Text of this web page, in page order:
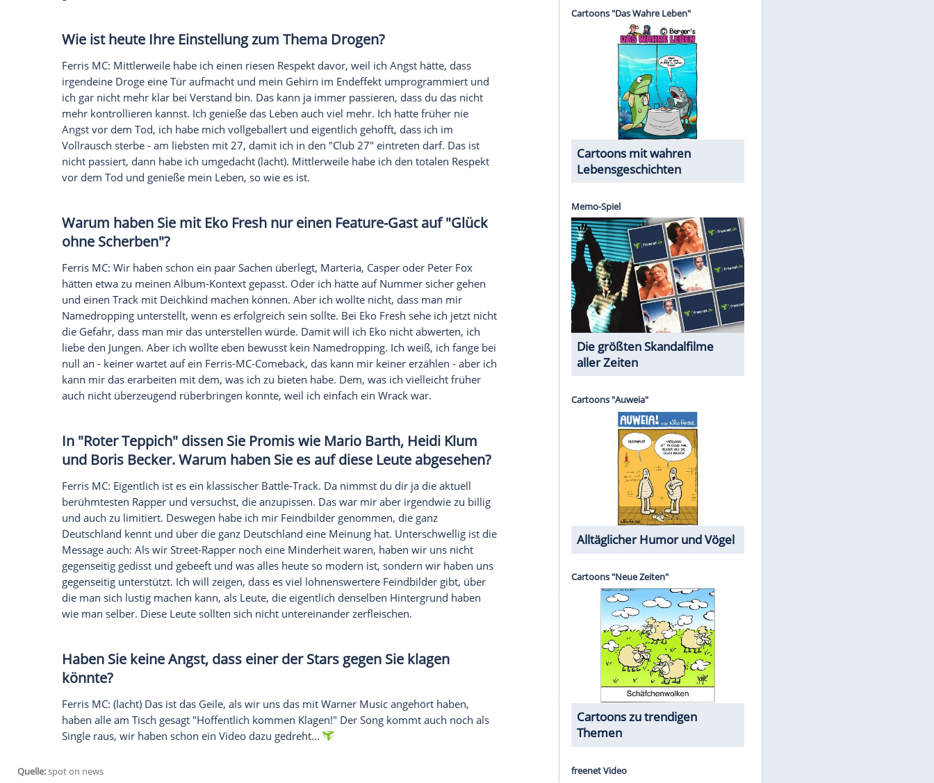
Wir benötigen Ihre Zustimmung, um den von unserer Redaktion eingebundenen Inhalt von Glomex GmbH
jetzt aktivieren
Ich bin damit einverstanden, dass mir externe Inhalte angezeigt werden. Damit können personenbezogene
Daten an Drittplattformen übermittelt werden.Mehr dazu in unseren Datenschutzhinweisen.
Was hat Sie denn dazu gebracht, mit denDrogenaufzuhören?
Ferris MC: Die harten
haben meine Psyche und meinen Körper gefickt, somit war
war es so, dass ich sehr viel konsumiert
habe, um keine Verantwortung für meinLebenübernehmen zu müssen. Du kannst aber
die Sachen, die dir auf der Seele lasten, nicht ewig mit
"wegkiffen", irgendwann brechen die aus dir raus. Das ist bei mir passiert und somit war
ich gezwungen, mit demKiffenaufzuhören. Das war der härtere Entzug, es hat sechs
Monate gedauert, bis ich überhaupt wieder klarkam. Bei mir besteht auch keine Gefahr für
einen Rückfall, weil ich in dieser Zeit alles verarbeitet habe, was mir auf der Seele lag, mein
ganzes verkorkstes Leben.
Wie ist heute Ihre Einstellung zum Thema Drogen?
hätte, dass
irgendeine Droge eine Tür aufmacht und mein Gehirn im Endeffektumprogrammiert und
ich gar nicht mehr klar bei Verstand bin. Das kann ja immer passieren, dass du das nicht
mehr kontrollieren kannst. Ich genieße das Lebenauch viel mehr. Ich hatte früher nie
Angstvor dem Tod, ich habe mich vollgeballert und eigentlich gehofft, dass ich im
Vollrausch sterbe - am liebsten mit 27, damit ich in den "Club 27" eintreten darf. Das ist
nicht passiert, dann habe ich umgedacht (lacht). Mittlerweile habe ich den totalen
Respekt
vor dem Tod und genieße meinLeben, so wie es ist.
Warum haben Sie mitEko Freshnur einen Feature-Gast auf "Glück
Ferris MC: Wir haben schon ein paar Sachen überlegt, Marteria, Casper oder Peter Fox
hätten etwa zu meinen Album-Kontext gepasst. Oder ich hätte auf Nummer sicher gehen
und einen Track mitDeichkindmachen können. Aber ich wollte nicht, dass man mir
Namedroppingunterstellt, wenn es erfolgreich sein sollte. BeiEko Fresh sehe ich jetzt nicht
nicht abwerten, ich
liebe den Jungen. Aber ich wollte eben bewusst kein
. Ich weiß, ich fange bei
Die Öffentlichkeit schaut zu:
Peinliche Auftritte auf dem
roten Teppich
Cartoons mit wahren
Lebensgeschichten
Memo-Spiel